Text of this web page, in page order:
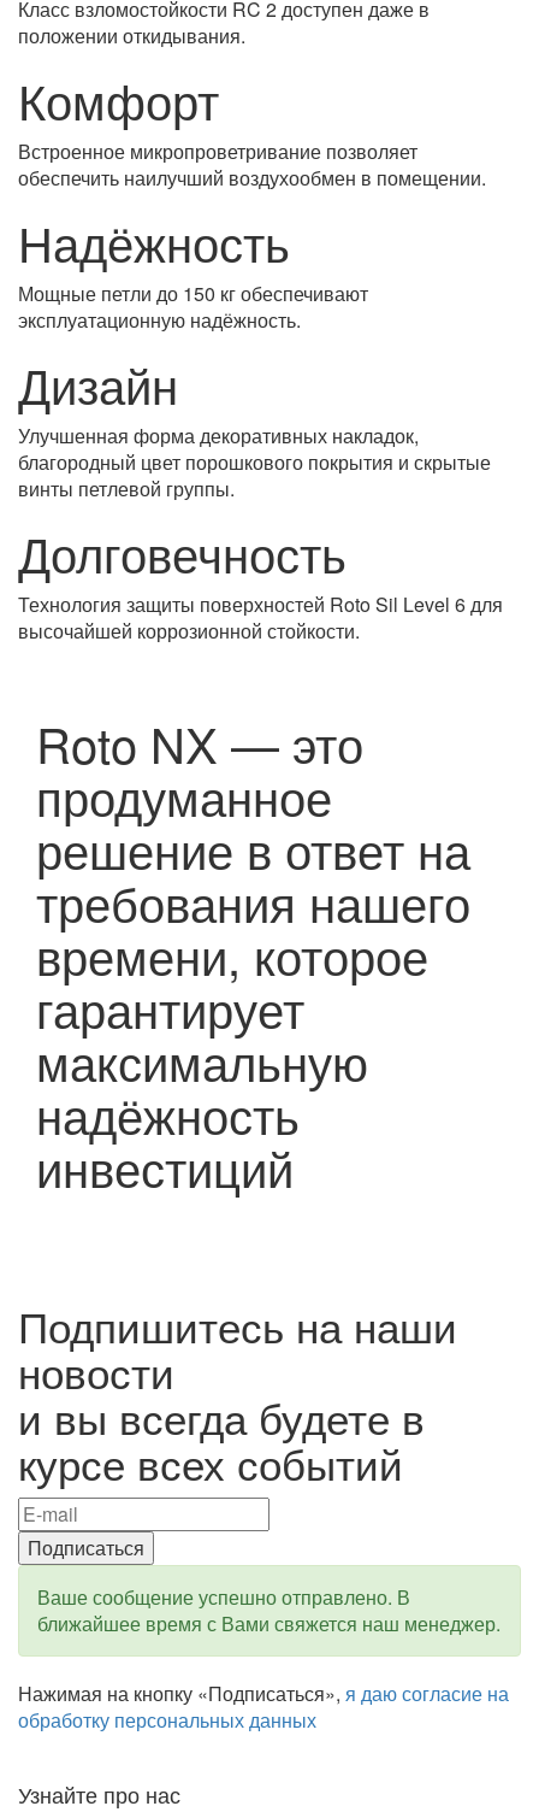
Класс взломостойкости RC 2 доступен даже в
положении откидывания.
Комфорт
Встроенное микропроветривание позволяет
обеспечить наилучший воздухообмен в помещении.
Надёжность
Мощные петли до 150 кг обеспечивают
эксплуатационную надёжность.
Дизайн
Улучшенная форма декоративных накладок,
благородный цвет порошкового покрытия и скрытые
винты петлевой группы.
Долговечность
Технология защиты поверхностей Roto Sil Level 6 для
высочайшей коррозионной стойкости.
Roto NX — это
продуманное
решение в ответ на
требования нашего
времени, которое
гарантирует
максимальную
надёжность
инвестиций
Подпишитесь на наши
новости
и вы всегда будете в
курсе всех событий
Ваше сообщение успешно отправлено. В
ближайшее время с Вами свяжется наш менеджер.
Нажимая на кнопку «Подписаться», я даю согласие на
обработку персональных данных
Узнайте про нас